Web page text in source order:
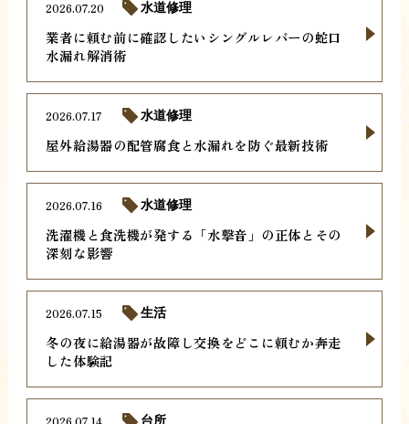
業者に頼む前に確認したいシングルレバーの蛇口
水漏れ解消術
2026.07.20 水道修理
屋外給湯器の配管腐食と水漏れを防ぐ最新技術
2026.07.17 水道修理
洗濯機と食洗機が発する「水撃音」の正体とその
深刻な影響
2026.07.16 水道修理
冬の夜に給湯器が故障し交換をどこに頼むか奔走
した体験記
2026.07.15 生活
台所